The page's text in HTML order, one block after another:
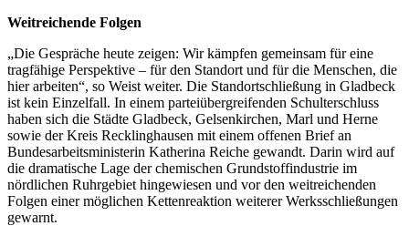
Weitreichende Folgen
„Die Gespräche heute zeigen: Wir kämpfen gemeinsam für eine
tragfähige Perspektive – für den Standort und für die Menschen, die
hier arbeiten“, so Weist weiter. Die Standortschließung in Gladbeck
ist kein Einzelfall. In einem parteiübergreifenden Schulterschluss
haben sich die Städte Gladbeck, Gelsenkirchen, Marl und Herne
sowie der Kreis Recklinghausen mit einem offenen Brief an
Bundesarbeitsministerin Katherina Reiche gewandt. Darin wird auf
die dramatische Lage der chemischen Grundstoffindustrie im
nördlichen Ruhrgebiet hingewiesen und vor den weitreichenden
Folgen einer möglichen Kettenreaktion weiterer Werksschließungen
gewarnt.